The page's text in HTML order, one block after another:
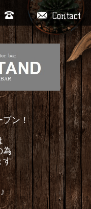
Contact
プン！
為
す